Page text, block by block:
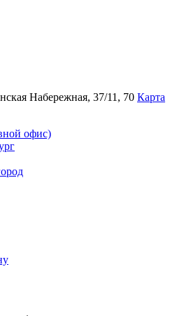
Набережная, 37/11, 70 Карта
офис)